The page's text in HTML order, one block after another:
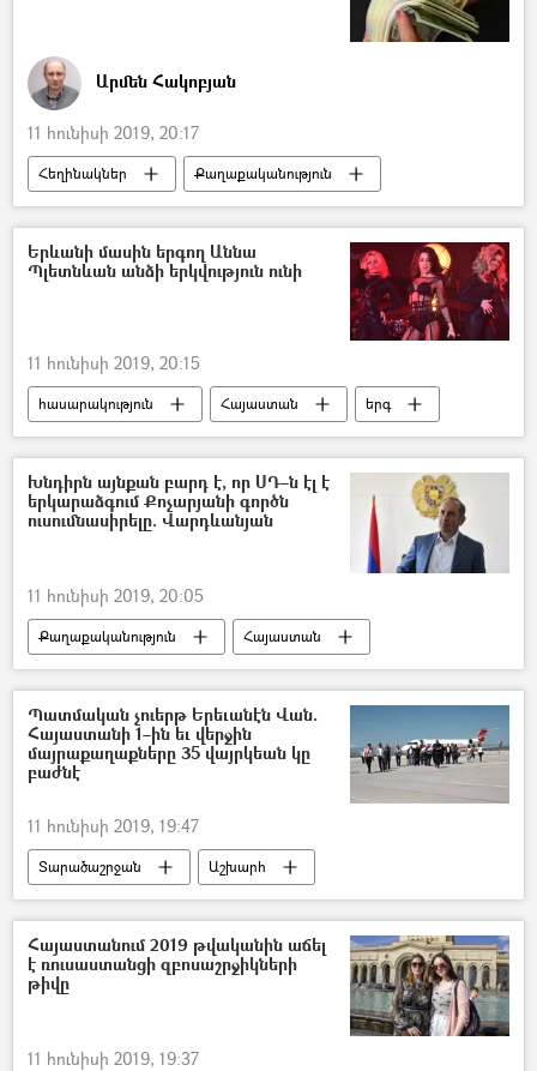
Արմեն Հակոբյան
11 հունիսի 2019, 20:17
Հեղինակներ
Քաղաքականություն
Հայաստան
ՀՀ Ոստիկանություն
գողություն
Երևանի մասին երգող Աննա
Պլետնևան անձի երկվություն ունի
11 հունիսի 2019, 20:15
հասարակություն Հայաստան
երգ
երգչուհի
Խնդիրն այնքան բարդ է, որ ՍԴ–ն էլ է
երկարաձգում Քոչարյանի գործն
ուսումնասիրելը. Վարդևանյան
11 հունիսի 2019, 20:05
Քաղաքականություն Հայաստան
Պատմական չուերթ Երեւանէն Վան.
Հայաստանի 1–ին եւ վերջին
մայրաքաղաքները 35 վայրկեան կը
բաժնէ
11 հունիսի 2019, 19:47
Տարածաշրջան
Աշխարհ
Թուրքիա
Sputnik Արմենիան` արևմտահայերենով
Հայաստանում 2019 թվականին աճել
է ռուսաստանցի զբոսաշրջիկների
թիվը
11 հունիսի 2019, 19:37